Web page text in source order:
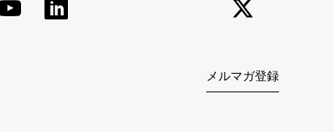
メルマガ登録